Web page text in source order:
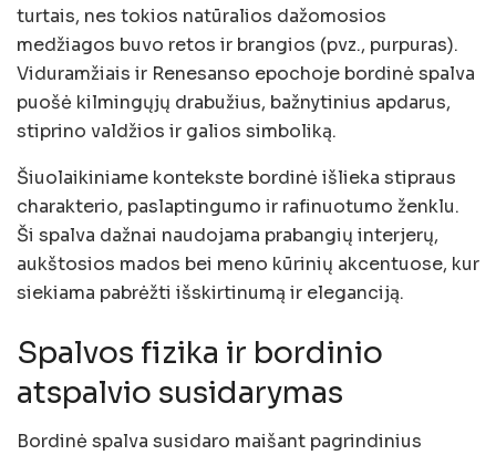
turtais, nes tokios natūralios dažomosios
medžiagos buvo retos ir brangios (pvz., purpuras).
Viduramžiais ir Renesanso epochoje bordinė spalva
puošė kilmingųjų drabužius, bažnytinius apdarus,
stiprino valdžios ir galios simboliką.
Šiuolaikiniame kontekste bordinė išlieka stipraus
charakterio, paslaptingumo ir rafinuotumo ženklu.
Ši spalva dažnai naudojama prabangių interjerų,
aukštosios mados bei meno kūrinių akcentuose, kur
siekiama pabrėžti išskirtinumą ir eleganciją.
Spalvos fizika ir bordinio
atspalvio susidarymas
Bordinė spalva susidaro maišant pagrindinius